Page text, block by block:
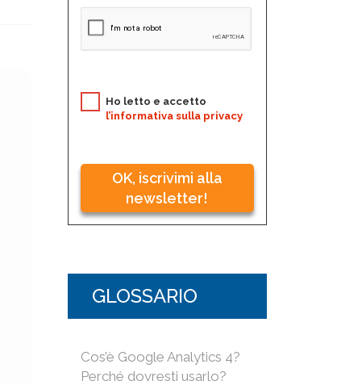
Ho letto e accetto
l’informativa sulla privacy
OK, iscrivimi alla
newsletter!
GLOSSARIO
Cos’è Google Analytics 4?
Perché dovresti usarlo?